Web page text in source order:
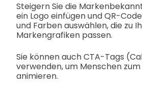
Steigern Sie die
ein Logo einfügen und QR-
und Farben auswählen, die zu
Markengrafiken passen.
Sie können auch CTA-Tags
verwenden, um Menschen
animieren.